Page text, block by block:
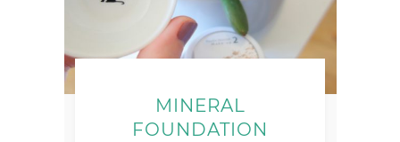
MINERAL
FOUNDATION